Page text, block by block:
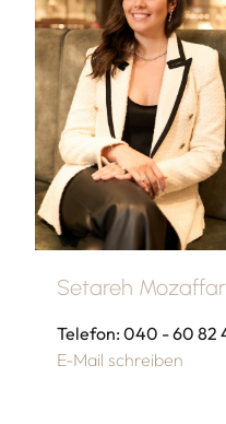
Setareh
Telefon: 040 - 60 82
E-Mail schreiben